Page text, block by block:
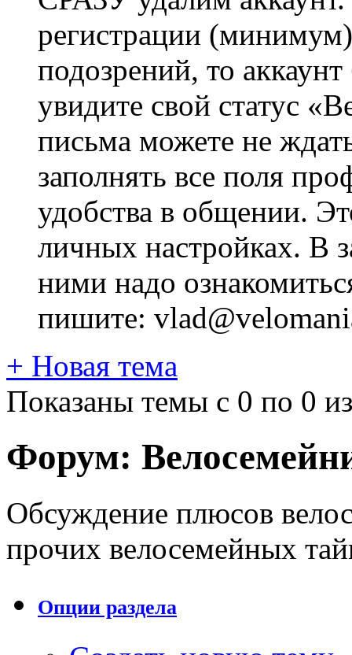
регистрации
подозрений, то
увидите свой статус
письма можете не
заполнять все поля
удобства в общении.
личных настройках. В
ними надо
пишите:
+ Новая тема
Показаны темы с 0 по 0
Форум:
Обсуждение плюсов
прочих велосемейных
Опции раздела